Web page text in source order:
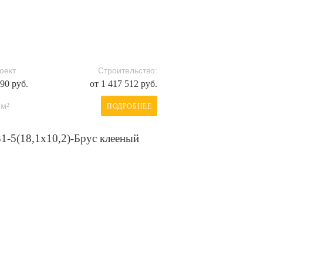
руб.
Строительство:
от 1 417 512 руб.
ПОДРОБНЕЕ
5(18,1х10,2)-Брус клееный